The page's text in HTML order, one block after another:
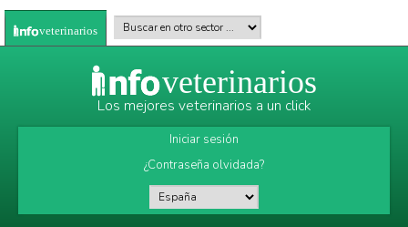
Pasar al contenido principal
veterinarios Buscar en otro sector
veterinarios
Los mejores veterinarios a un click
Iniciar sesión
¿Contraseña olvidada?